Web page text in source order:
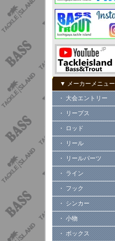
▼ メーカーメニュー
・ 大会エントリー
・ リープス
・ ロッド
・ リール
・ リールパーツ
・ ライン
・ フック
・ シンカー
・ 小物
・ ボックス